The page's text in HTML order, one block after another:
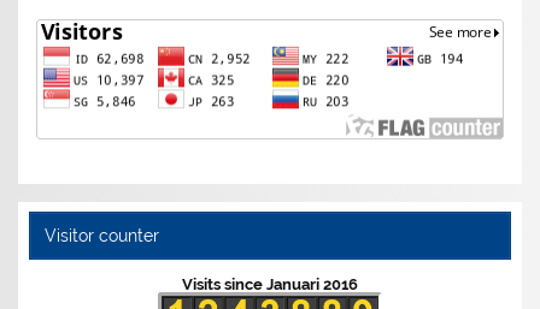
Visitor counter
Visits since Januari 2016